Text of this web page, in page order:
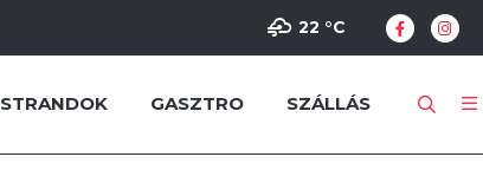
22 °C
STRANDOK GASZTRO SZÁLLÁS